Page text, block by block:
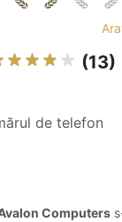
(13)
de telefon
Computers